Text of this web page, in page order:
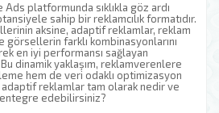
platformunda sıklıkla göz ardı
sahip bir reklamcılık formatıdır.
aksine, adaptif reklamlar, reklam
görsellerin farklı kombinasyonlarını
en iyi performansı sağlayan
Bu dinamik yaklaşım, reklamverenlere
hem de veri odaklı optimizasyon
adaptif reklamlar tam olarak nedir ve
edebilirsiniz?